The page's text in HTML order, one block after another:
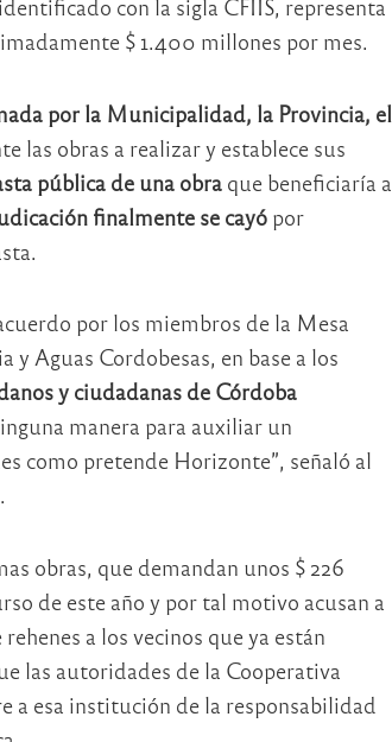
con la sigla CFIIS, representa
$ 1.400 millones por mes.
por la Municipalidad, la Provincia, el
las obras a realizar y establece sus
pública de una obraque beneficiaría a
finalmente se cayópor
por los miembros de la Mesa
Aguas Cordobesas, en base a los
y ciudadanas de Córdoba
manera para auxiliar un
como pretende Horizonte”, señaló al
obras, que demandan unos $ 226
de este año y por tal motivo acusan a
a los vecinos que ya están
las autoridades de la Cooperativa
a esa institución de la responsabilidad